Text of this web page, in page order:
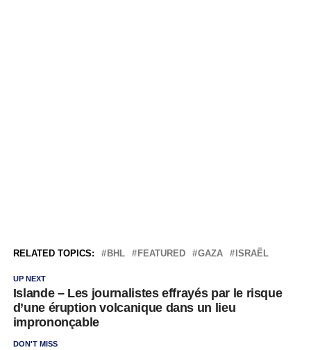
RELATED TOPICS: BHL FEATURED GAZA ISRAËL
UP NEXT
Islande – Les journalistes effrayés par le risque
d’une éruption volcanique dans un lieu
imprononçable
DON'T MISS